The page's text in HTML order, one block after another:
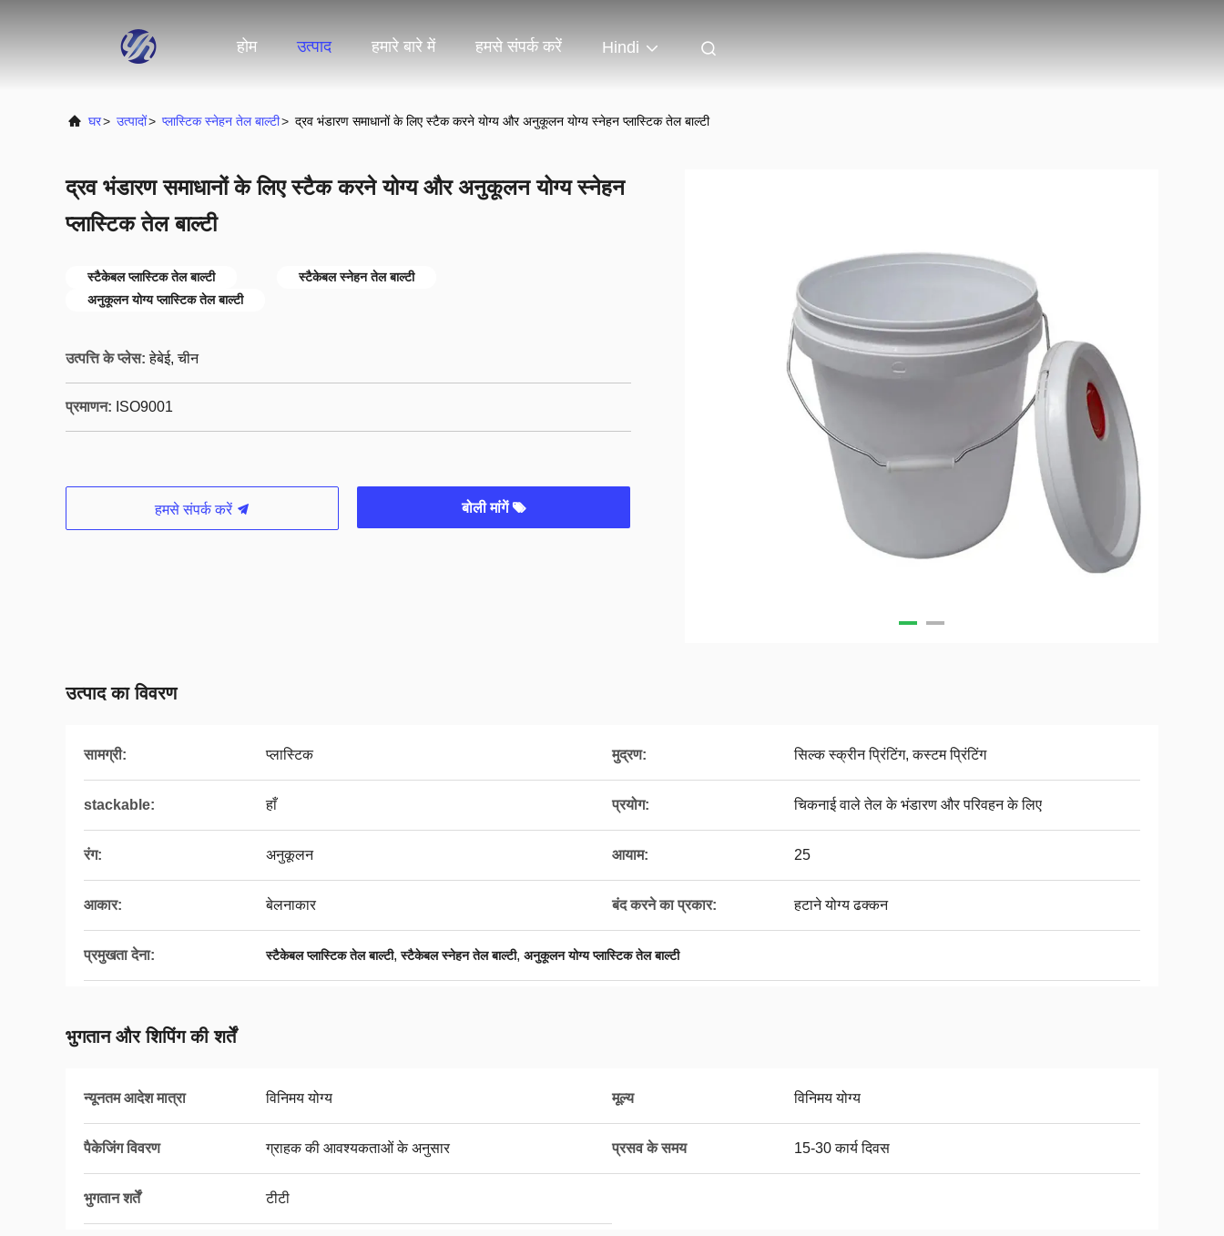
होम उत्पाद हमारे बारे में हमसे संपर्क करें Hindi
घर> उत्पादों> प्लास्टिक स्नेहन तेल बाल्टी> द्रव भंडारण समाधानों के लिए स्टैक करने योग्य और अनुकूलन योग्य स्नेहन प्लास्टिक तेल बाल्टी
द्रव भंडारण समाधानों के लिए स्टैक करने योग्य और अनुकूलन योग्य स्नेहन
प्लास्टिक तेल बाल्टी
स्टैकेबल प्लास्टिक तेल बाल्टी
स्टैकेबल स्नेहन तेल बाल्टी
अनुकूलन योग्य प्लास्टिक तेल बाल्टी
उत्पत्ति के प्लेस: हेबेई, चीन
प्रमाणन: ISO9001
हमसे संपर्क करें बोली मांगें
उत्पाद का विवरण
सामग्री: प्लास्टिक मुद्रण: सिल्क स्क्रीन प्रिंटिंग, कस्टम प्रिंटिंग
stackable: हाँ प्रयोग: चिकनाई वाले तेल के भंडारण और परिवहन के लिए
रंग: अनुकूलन आयाम: 25
आकार: बेलनाकार बंद करने का प्रकार: हटाने योग्य ढक्कन
प्रमुखता देना: स्टैकेबल प्लास्टिक तेल बाल्टी,स्टैकेबल स्नेहन तेल बाल्टी, अनुकूलन योग्य प्लास्टिक तेल बाल्टी
भुगतान और शिपिंग की शर्तें
न्यूनतम आदेश मात्रा विनिमय योग्य मूल्य विनिमय योग्य
पैकेजिंग विवरण ग्राहक की आवश्यकताओं के अनुसार प्रसव के समय 15-30 कार्य दिवस
भुगतान शर्तें टीटी